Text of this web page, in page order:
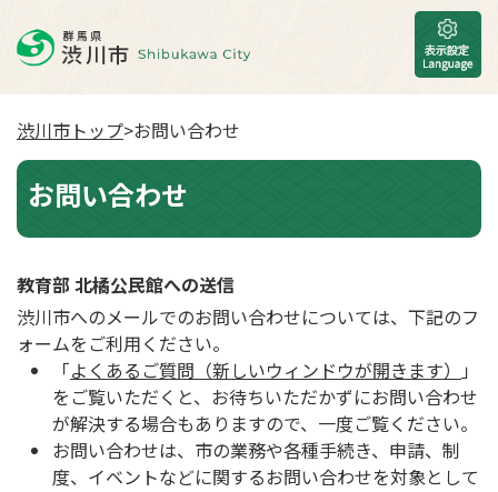
渋川市トップ>お問い合わせ
お問い合わせ
教育部 北橘公民館への送信
渋川市へのメールでのお問い合わせについては、下記のフ
ォームをご利用ください。
「よくあるご質問（新しいウィンドウが開きます）
」
をご覧いただくと、お待ちいただかずにお問い合わせ
が解決する場合もありますので、一度ご覧ください。
お問い合わせは、市の業務や各種手続き、申請、制
度、イベントなどに関するお問い合わせを対象として